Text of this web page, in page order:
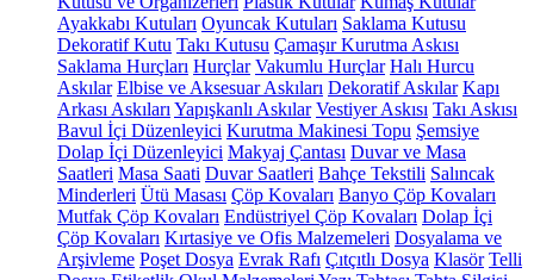
Ayakkabı Kutuları Oyuncak Kutuları Saklama Kutusu
Dekoratif Kutu Takı Kutusu Çamaşır Kurutma Askısı
Saklama Hurçları Hurçlar Vakumlu Hurçlar Halı Hurcu
Askılar Elbise ve Aksesuar Askıları Dekoratif Askılar Kapı
Arkası Askıları Yapışkanlı Askılar Vestiyer Askısı Takı Askısı
Bavul İçi Düzenleyici Kurutma Makinesi Topu Şemsiye
Dolap İçi Düzenleyici Makyaj Çantası Duvar ve Masa
Saatleri Masa Saati Duvar Saatleri Bahçe Tekstili Salıncak
Minderleri Ütü Masası Çöp Kovaları Banyo Çöp Kovaları
Mutfak Çöp Kovaları Endüstriyel Çöp Kovaları Dolap İçi
Çöp Kovaları Kırtasiye ve Ofis Malzemeleri Dosyalama ve
Arşivleme Poşet Dosya Evrak Rafı Çıtçıtlı Dosya Klasör Telli